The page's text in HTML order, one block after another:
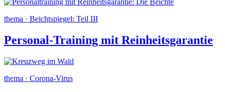
thema · Beichtspiegel: Teil III
Personal-Training mit Reinheitsgarantie
thema · Corona-Virus